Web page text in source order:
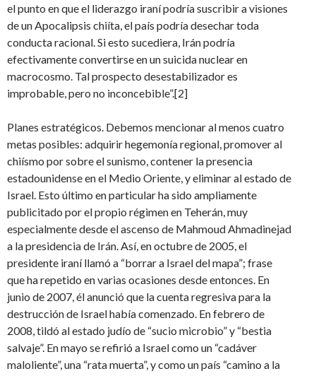
el punto en que el liderazgo iraní podría suscribir a visiones
de un Apocalipsis chiíta, el país podría desechar toda
conducta racional. Si esto sucediera, Irán podría
efectivamente convertirse en un suicida nuclear en
macrocosmo. Tal prospecto desestabilizador es
improbable, pero no inconcebible”.[2]
Planes estratégicos. Debemos mencionar al menos cuatro
metas posibles: adquirir hegemonía regional, promover al
chiísmo por sobre el sunismo, contener la presencia
estadounidense en el Medio Oriente, y eliminar al estado de
Israel. Esto último en particular ha sido ampliamente
publicitado por el propio régimen en Teherán, muy
especialmente desde el ascenso de Mahmoud Ahmadinejad
a la presidencia de Irán. Así, en octubre de 2005, el
presidente iraní llamó a “borrar a Israel del mapa”; frase
que ha repetido en varias ocasiones desde entonces. En
junio de 2007, él anunció que la cuenta regresiva para la
destrucción de Israel había comenzado. En febrero de
2008, tildó al estado judío de “sucio microbio” y “bestia
salvaje”. En mayo se refirió a Israel como un “cadáver
maloliente”, una “rata muerta”, y como un país “camino a la